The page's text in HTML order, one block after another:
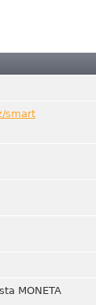
smart
MONETA